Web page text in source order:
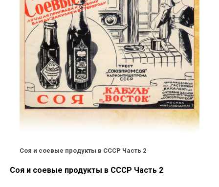
Соя и соевые продукты в СССР Часть 2
Соя и соевые продукты в СССР Часть 2